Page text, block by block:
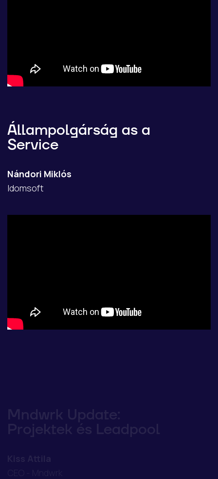
Állampolgárság as a
Service
Nándori Miklós
Idomsoft
Mndwrk Update:
Projektek és Leadpool
Kiss Attila
CEO - Mndwrk